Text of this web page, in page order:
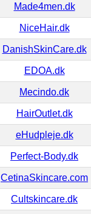
Made4men.dk
NiceHair.dk
DanishSkinCare.dk
EDOA.dk
Mecindo.dk
HairOutlet.dk
eHudpleje.dk
Perfect-Body.dk
CetinaSkincare.com
Cultskincare.dk